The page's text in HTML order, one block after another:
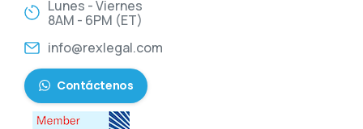
Lunes - Viernes
8AM - 6PM (ET)
info@rexlegal.com
Contáctenos